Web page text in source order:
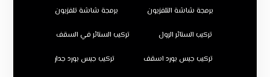
برمجة شاشة التلفزيون برمجة شاشة تلفزيون
تركيب الستائر الرول تركيب الستائر في السقف
تركيب جبس بورد اسقف تركيب جبس بورد جدار